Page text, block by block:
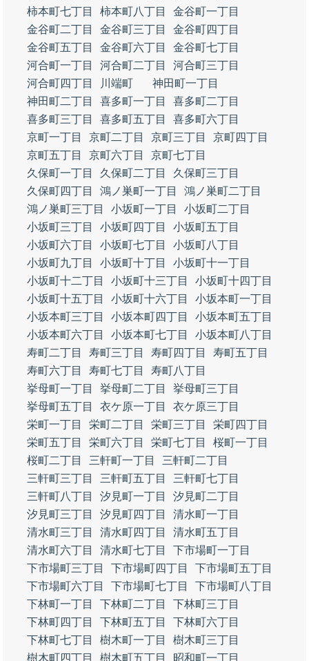
柿本町七丁目
柿本町八丁目
金谷町一丁目
金谷町二丁目
金谷町三丁目
金谷町四丁目
金谷町五丁目
金谷町六丁目
金谷町七丁目
河合町一丁目
河合町二丁目
河合町三丁目
河合町四丁目
川端町
神田町一丁目
神田町二丁目
喜多町一丁目
喜多町二丁目
喜多町三丁目
喜多町五丁目
喜多町六丁目
京町一丁目
京町二丁目 京町三丁目
京町四丁目
京町五丁目
京町六丁目
京町七丁目
久保町一丁目
久保町二丁目
久保町三丁目
久保町四丁目
鴻ノ巣町一丁目
鴻ノ巣町二丁目
鴻ノ巣町三丁目
小坂町一丁目
小坂町二丁目
小坂町三丁目
小坂町四丁目
小坂町五丁目
小坂町六丁目
小坂町七丁目
小坂町八丁目
小坂町九丁目
小坂町十丁目
小坂町十一丁目
小坂町十二丁目
小坂町十三丁目
小坂町十四丁目
小坂町十五丁目
小坂町十六丁目
小坂本町一丁目
小坂本町三丁目
小坂本町四丁目
小坂本町五丁目
小坂本町六丁目
小坂本町七丁目
小坂本町八丁目
寿町二丁目
寿町三丁目 寿町四丁目
寿町五丁目
寿町六丁目
寿町七丁目
寿町八丁目
挙母町一丁目
挙母町二丁目
挙母町三丁目
挙母町五丁目
衣ケ原一丁目
衣ケ原三丁目
栄町一丁目
栄町二丁目 栄町三丁目
栄町四丁目
栄町五丁目
栄町六丁目 栄町七丁目
桜町一丁目
桜町二丁目
三軒町一丁目
三軒町二丁目
三軒町三丁目
三軒町五丁目
三軒町七丁目
三軒町八丁目
汐見町一丁目
汐見町二丁目
汐見町三丁目
汐見町四丁目
清水町一丁目
清水町三丁目
清水町四丁目
清水町五丁目
清水町六丁目
清水町七丁目
下市場町一丁目
下市場町三丁目
下市場町四丁目
下市場町五丁目
下市場町六丁目
下市場町七丁目
下市場町八丁目
下林町一丁目
下林町二丁目
下林町三丁目
下林町四丁目
下林町五丁目
下林町六丁目
下林町七丁目
樹木町一丁目
樹木町三丁目
樹木町四丁目
樹木町五丁目 昭和町一丁目